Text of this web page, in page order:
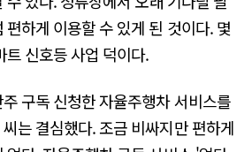
하게 이용할 수 있게 된 것이다. 몇
트 신호등 사업 덕이다.
구독 신청한 자율주행차 서비스를
는 결심했다. 조금 비싸지만 편하게